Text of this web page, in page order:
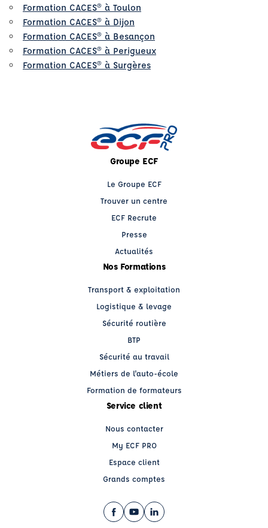
Formation CACES® à Toulon
Formation CACES® à Dijon
Formation CACES® à Besançon
Formation CACES® à Perigueux
Formation CACES® à Surgères
Groupe ECF
Le Groupe ECF
Trouver un centre
ECF Recrute
Presse
Actualités
Nos Formations
Transport & exploitation
Logistique & levage
Sécurité routière
BTP
Sécurité au travail
Métiers de l'auto-école
Formation de formateurs
Service client
Nous contacter
My ECF PRO
Espace client
Grands comptes
Facebook (nouvelle fenêtre)
YouTube (nouvelle fenêtre)
LinkedIn (nouvelle fenêtre)